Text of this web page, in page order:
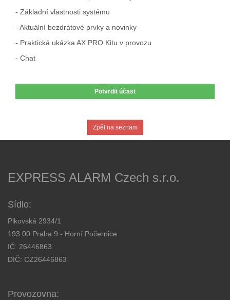
- Základní vlastnosti systému
- Aktuální bezdrátové prvky a novinky
- Praktická ukázka AX PRO Kitu v provozu
- Chat
Potvrdit účast
Zpět na seznam
EXPRESS ALARM Czech s.r.o.
Sídlo:
Plkovská 2934/1
193 00 Praha 9 - Horní Počernice
IČ: 26446863
DIČ: CZ26446863
Provozovna: